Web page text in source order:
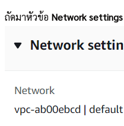
ถัดมาหัวข้อ Network settings